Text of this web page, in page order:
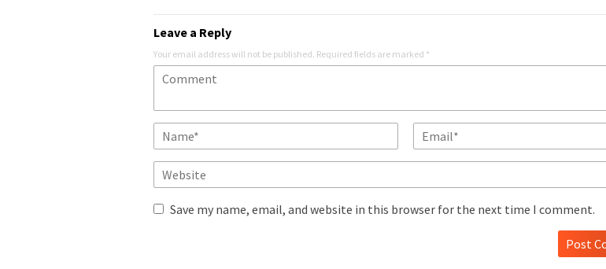
Leave a Reply
Your email address will not be published. Required fields are marked *
Save my name, email, and website in this browser for the next time I comment.